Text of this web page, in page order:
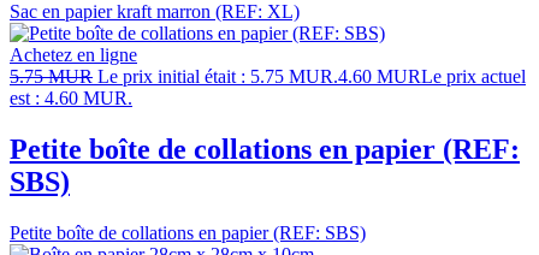
Sac en papier kraft marron (REF: XL)
Achetez en ligne
5.75MUR Le prix initial était : 5.75 MUR.4.60 MURLe prix actuel
est : 4.60 MUR.
Petite boîte de collations en papier (REF:
SBS)
Petite boîte de collations en papier (REF: SBS)